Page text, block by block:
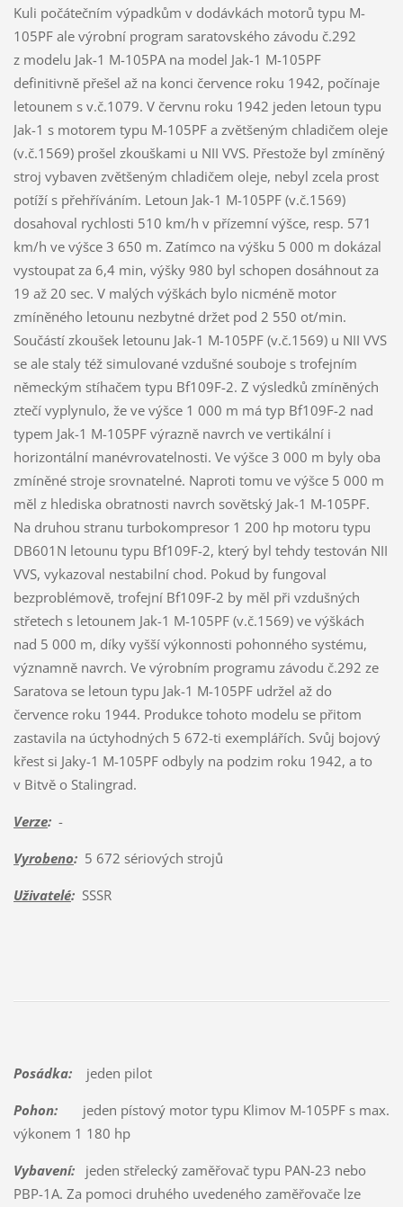
Kuli počátečním výpadkům v dodávkách motorů typu M-
105PF ale výrobní program saratovského závodu č.292
z modelu Jak-1 M-105PA na model Jak-1 M-105PF
definitivně přešel až na konci července roku 1942, počínaje
letounem s v.č.1079. V červnu roku 1942 jeden letoun typu
Jak-1 s motorem typu M-105PF a zvětšeným chladičem oleje
(v.č.1569) prošel zkouškami u NII VVS. Přestože byl zmíněný
stroj vybaven zvětšeným chladičem oleje, nebyl zcela prost
potíží s přehříváním. Letoun Jak-1 M-105PF (v.č.1569)
dosahoval rychlosti 510 km/h v přízemní výšce, resp. 571
km/h ve výšce 3 650 m. Zatímco na výšku 5 000 m dokázal
vystoupat za 6,4 min, výšky 980 byl schopen dosáhnout za
19 až 20 sec. V malých výškách bylo nicméně motor
zmíněného letounu nezbytné držet pod 2 550 ot/min.
Součástí zkoušek letounu Jak-1 M-105PF (v.č.1569) u NII VVS
se ale staly též simulované vzdušné souboje s trofejním
německým stíhačem typu Bf109F-2. Z výsledků zmíněných
ztečí vyplynulo, že ve výšce 1 000 m má typ Bf109F-2 nad
typem Jak-1 M-105PF výrazně navrch ve vertikální i
horizontální manévrovatelnosti. Ve výšce 3 000 m byly oba
zmíněné stroje srovnatelné. Naproti tomu ve výšce 5 000 m
měl z hlediska obratnosti navrch sovětský Jak-1 M-105PF.
Na druhou stranu turbokompresor 1 200 hp motoru typu
DB601N letounu typu Bf109F-2, který byl tehdy testován NII
VVS, vykazoval nestabilní chod. Pokud by fungoval
bezproblémově, trofejní Bf109F-2 by měl při vzdušných
střetech s letounem Jak-1 M-105PF (v.č.1569) ve výškách
nad 5 000 m, díky vyšší výkonnosti pohonného systému,
významně navrch. Ve výrobním programu závodu č.292 ze
Saratova se letoun typu Jak-1 M-105PF udržel až do
července roku 1944. Produkce tohoto modelu se přitom
zastavila na úctyhodných 5 672-ti exemplářích. Svůj bojový
křest si Jaky-1 M-105PF odbyly na podzim roku 1942, a to
v Bitvě o Stalingrad.
Verze:-
Vyrobeno:5 672 sériových strojů
Uživatelé:SSSR
Posádka:jeden pilot
Pohon:jeden pístový motor typu Klimov M-105PF s max.
výkonem 1 180 hp
Vybavení:jeden střelecký zaměřovač typu PAN-23 nebo
PBP-1A. Za pomoci druhého uvedeného zaměřovače lze